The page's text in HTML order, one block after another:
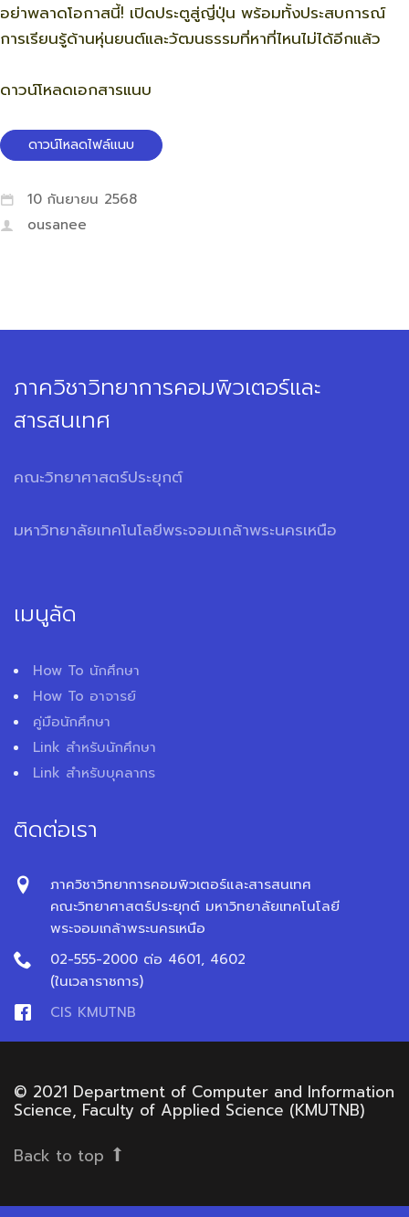
อย่าพลาดโอกาสนี้! เปิดประตูสู่ญี่ปุ่น พร้อมทั้งประสบการณ์
การเรียนรู้ด้านหุ่นยนต์และวัฒนธรรมที่หาที่ไหนไม่ได้อีกแล้ว
ดาวน์โหลดเอกสารแนบ
ดาวน์โหลดไฟล์แนบ
10 กันยายน 2568
ousanee
ภาควิชาวิทยาการคอมพิวเตอร์และ
สารสนเทศ
คณะวิทยาศาสตร์ประยุกต์
มหาวิทยาลัยเทคโนโลยีพระจอมเกล้าพระนครเหนือ
เมนูลัด
How To นักศึกษา
How To อาจารย์
คู่มือนักศึกษา
Link สำหรับนักศึกษา
Link สำหรับบุคลากร
ติดต่อเรา
ภาควิชาวิทยาการคอมพิวเตอร์และสารสนเทศ
คณะวิทยาศาสตร์ประยุกต์ มหาวิทยาลัยเทคโนโลยี
พระจอมเกล้าพระนครเหนือ
02-555-2000 ต่อ 4601, 4602
(ในเวลาราชการ)
CIS KMUTNB
© 2021 Department of Computer and Information
Science, Faculty of Applied Science (KMUTNB)
Back to top